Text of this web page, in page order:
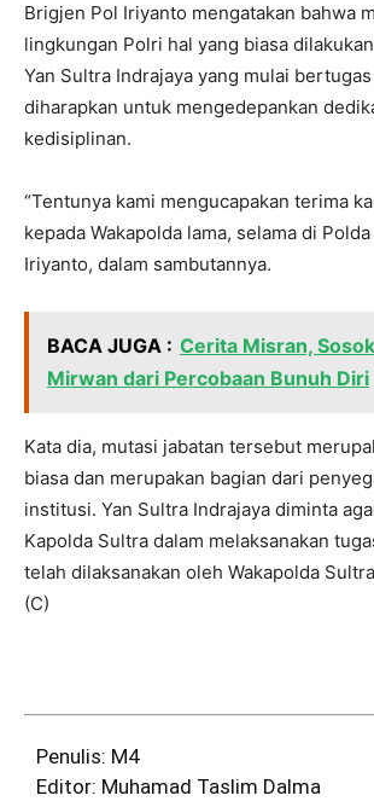
Brigjen Pol Iriyanto mengatakan bahwa
lingkungan Polri hal yang biasa
Yan Sultra Indrajaya yang mulai
diharapkan untuk mengedepankan
kedisiplinan.
“Tentunya kami mengucapakan terima
kepada Wakapolda lama, selama di
Iriyanto, dalam sambutannya.
BACA JUGA : Cerita Misran,
Mirwan dari Percobaan Bunuh Diri
Kata dia, mutasi jabatan tersebut
biasa dan merupakan bagian dari
institusi. Yan Sultra Indrajaya diminta
Kapolda Sultra dalam melaksanakan
telah dilaksanakan oleh Wakapolda
(C)
Penulis: M4
Editor: Muhamad Taslim Dalma